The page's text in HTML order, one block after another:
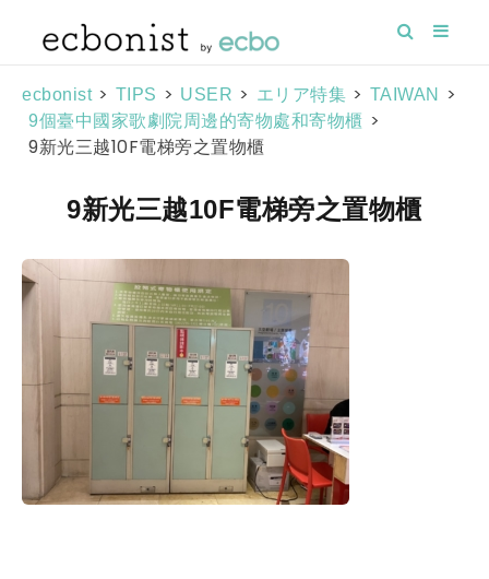
ecbonist > TIPS > USER > エリア特集 > TAIWAN >
9個臺中國家歌劇院周邊的寄物處和寄物櫃 >
9新光三越10F電梯旁之置物櫃
9新光三越10F電梯旁之置物櫃